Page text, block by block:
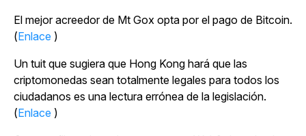
El mejor acreedor de Mt Gox opta por el pago de Bitcoin.
(Enlace )
Un tuit que sugiera que Hong Kong hará que las
criptomonedas sean totalmente legales para todos los
ciudadanos es una lectura errónea de la legislación.
(Enlace )